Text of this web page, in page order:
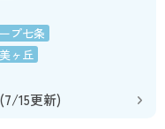
プ七条
ヶ丘
15更新)